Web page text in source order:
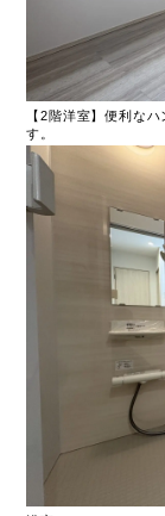
【2階洋室】便利な
す。